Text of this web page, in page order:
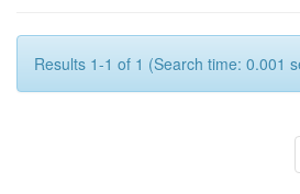
Results 1-1 of 1 (Search time: 0.001